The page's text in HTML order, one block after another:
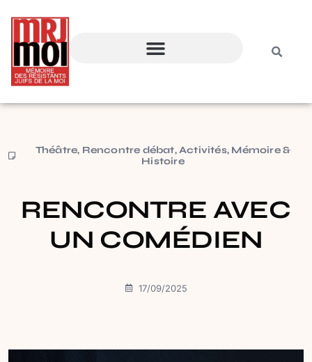
Théâtre, Rencontre débat,Activités, Mémoire &
Histoire
RENCONTRE AVEC
UN COMÉDIEN
17/09/2025